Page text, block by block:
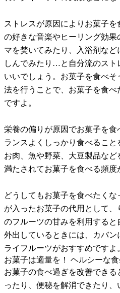
ストレスが原因によりお菓子
の好きな音楽やヒーリング効
マを焚いてみたり、入浴剤な
しんでみたり…と自分流のスト
いいでしょう。お菓子を食べ
法を行うことで、お菓子を食
ですよ。
栄養の偏りが原因でお菓子を
ランスよくしっかり食べるこ
お肉、魚や野菜、大豆製品な
満たされてお菓子を食べる頻度
どうしてもお菓子を食べたく
が入ったお菓子の代用として
のフルーツの甘みを利用すると
外出しているときには、カバ
ライフルーツがおすすめですよ
お菓子は適量を！ ヘルシーな
お菓子の食べ過ぎを改善でき
ったり、便秘を解消できたり